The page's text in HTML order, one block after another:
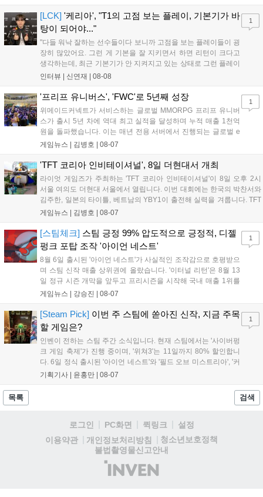
상 'Grand Theft Auto VI: An Extended Look'을 최초 공개할 계획
이다....
[LCK] '케리아', "T1의 고점 보는 플레이, 기본기가 바
탕이 되어야..."
"다들 워낙 잘하는 선수들이다 보니까 고점을 보는 플레이들이 굉
장히 많았어요. 그런 게 기본을 잘 지키면서 하면 리턴이 크다고
생각하는데, 최근 기본기가 안 지켜지고 있는 상태로 그런 플레이
를 추구하다 보니까 팀적으로 안 좋은 사고가 계속 많이 났던 것
LoL 챔피언스 코리아(LCK)'...
인터뷰 | 신연재 | 08-08
1
'프리프 유니버스', 'FWC'로 5년째 성장
위메이드커넥트가 서비스하는 글로벌 MMORPG 프리프 유니버
스가 출시 5년 차에 역대 최고 실적을 달성하며 누적 매출 1천억
원을 돌파했습니다. 이는 매년 전용 서버에서 진행되는 글로벌 e
스포츠 대회 FWC의 영향이 큽니다. FWC는 이용자가 동일한 조
은 전년 대비 매출과 이용자 지표가 대폭 상승하는 성과를 냈습니
FWC 그랜드 파이널이 개최될 예정이며, 위메이드커넥트는 이를
통해 커뮤니티 중심의 장기 성장 모델을 지속할 방침입니다....
게임뉴스 | 김병호 | 08-07
1
'TFT 코리아 인비테이셔널', 8일 더현대서 개최
라이엇 게임즈가 주최하는 'TFT 코리아 인비테이셔널'이 8일 오후 2시
서울 여의도 더현대 서울에서 열립니다. 이번 대회에는 한국의 박찬서와
김주한, 일본의 타이틀, 베트남의 YBY1이 출전해 실력을 겨룹니다. TFT
는 소속팀 없이 개인 자격으로 참가하는 독특한 대회 구조를 가지며, 누
17일까지 이어지는 이번 행사는 신규 세트 체험과 공연 등 다양한 즐길
거리를 제공하며, 이후 현대백화점 판교점에서도 행사가 이어질 예정입
니다. 연말에는 라스베이거스 오픈이 개최됩니다....
게임뉴스 | 김병호 | 08-07
[스팀체크] 스팀 긍정 99% 압도적으로 긍정적, 디젤
펑크 포탑 조작 '아이언 네스트'
8월 6일 출시된 '아이언 네스트'가 사실적인 조작감으로 호평받으
며 스팀 신작 매출 상위권에 올랐습니다. '이터널 리턴'은 8월 13
일 정규 시즌 개막을 앞두고 프리시즌을 시작해 국내 매출 1위를
기록했습니다. 25주년을 맞은 '고스트 리콘' 시리즈는 8월 6일 쇼
'마블 투혼: 파이팅 소울즈'와 레트로 수리 시뮬레이션 '리스토
리'도 스팀에 정식 출시되었습니다....
게임뉴스 | 강승진 | 08-07
1
[Steam Pick] 이번 주 스팀에 쏟아진 신작, 지금 주목
할 게임은?
인벤이 전하는 스팀 주간 소식입니다. 현재 스팀에서는 '사이버펑
크 게임 축제'가 진행 중이며, '위쳐3'는 11일까지 80% 할인합니
다. 6일 정식 출시된 '아이언 네스트'와 '필드 오브 미스트리아', '커
세어 코브'가 호평받고 있습니다. 한편, 7일 출시된 '마블 투혼'은
다. 유비소프트의 '고스트리콘: 와일드랜드'는 7년 만의 대규모 업
기획기사 | 윤홍만 | 08-07
1
목록 검색
로그인 PC화면 퀵링크
설정
이용약관
개인정보처리방침
청소년보호정책
불법촬영물신고안내
(주)
인